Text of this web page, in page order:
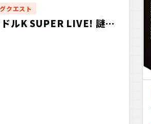
クエスト
ルK SUPER LIVE! 謎付
ァイル jungleプロ4編